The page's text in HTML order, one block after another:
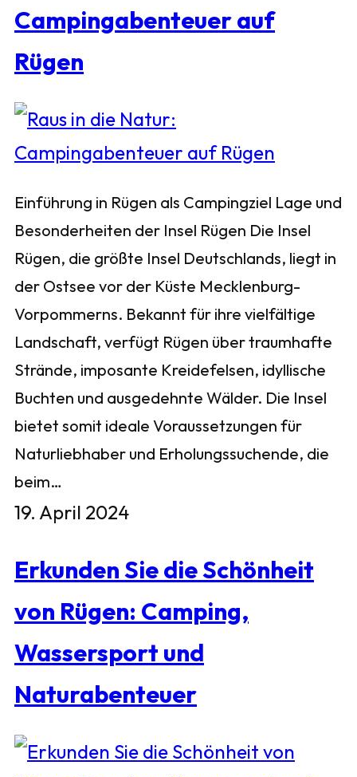
Campingabenteuer auf
Rügen
Einführung in Rügen als Campingziel Lage und
Besonderheiten der Insel Rügen Die Insel
Rügen, die größte Insel Deutschlands, liegt in
der Ostsee vor der Küste Mecklenburg-
Vorpommerns. Bekannt für ihre vielfältige
Landschaft, verfügt Rügen über traumhafte
Strände, imposante Kreidefelsen, idyllische
Buchten und ausgedehnte Wälder. Die Insel
bietet somit ideale Voraussetzungen für
Naturliebhaber und Erholungssuchende, die
beim…
19. April 2024
Erkunden Sie die Schönheit
von Rügen: Camping,
Wassersport und
Naturabenteuer